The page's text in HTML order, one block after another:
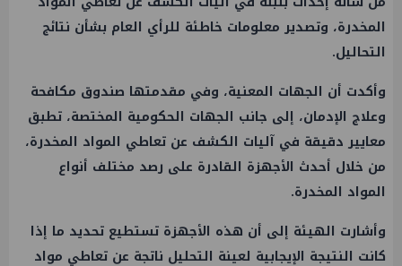
المخدرة، وتصدير معلومات خاطئة للرأي العام بشأن نتائج
التحاليل.
وأكدت أن الجهات المعنية، وفي مقدمتها صندوق مكافحة
وعلاج الإدمان، إلى جانب الجهات الحكومية المختصة، تطبق
معايير دقيقة في آليات الكشف عن تعاطي المواد المخدرة،
من خلال أحدث الأجهزة القادرة على رصد مختلف أنواع
المواد المخدرة.
وأشارت الهيئة إلى أن هذه الأجهزة تستطيع تحديد ما إذا
كانت النتيجة الإيجابية لعينة التحليل ناتجة عن تعاطي مواد